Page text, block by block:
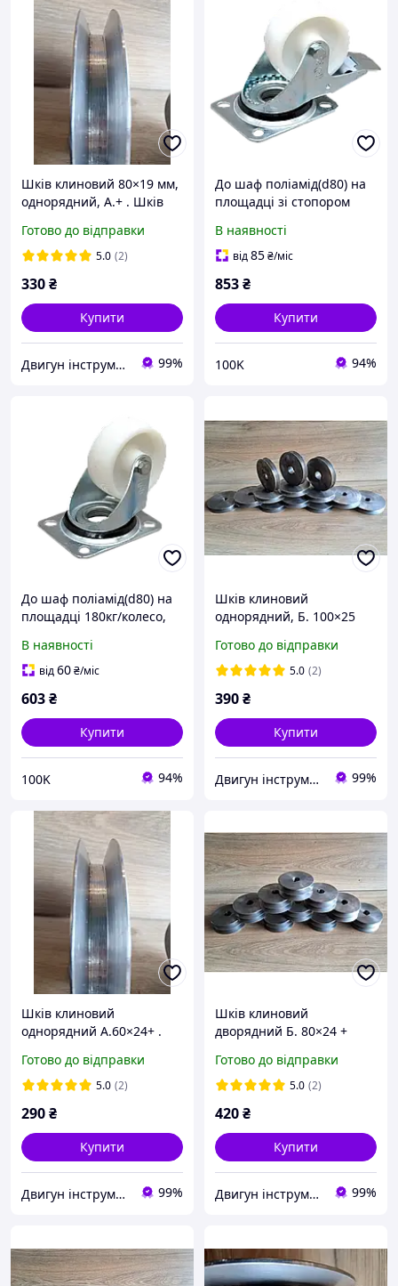
Шків клиновий 80×19 мм,
однорядний, А.+ . Шків
верстатів і обладнання
Готово до відправки
5.0 (2)
330₴
Купити
Двигун інструмент 99%
До шаф поліамід(d80) на
площадці зі стопором
мм, для меблів
В наявності
від85₴/міс
853₴
Купити
100K 94%
До шаф поліамід(d80) на
площадці 180кг/колесо,
навантаження 180 кг
В наявності
від60₴/міс
603₴
Купити
100K 94%
Шків клиновий
однорядний, Б. 100×25
електродвигуна,
верстатів і обладнання
Готово до відправки
5.0 (2)
390₴
Купити
Двигун інструмент 99%
Шків клиновий
однорядний А.60×24+ .
верстатів і обладнання
Готово до відправки
5.0 (2)
290₴
Купити
Двигун інструмент 99%
Шків клиновий
дворядний Б. 80×24 +
Готово до відправки
5.0 (2)
420₴
Купити
Двигун інструмент 99%